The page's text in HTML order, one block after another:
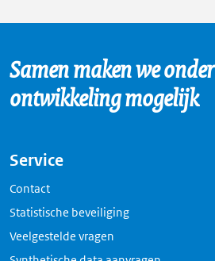
Samen maken we
ontwikkeling mogelijk
Service
Contact
Statistische beveiliging
Veelgestelde vragen